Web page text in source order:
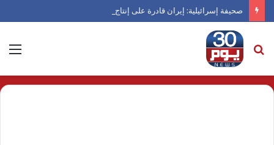
صحيفة إسرائيلية: إيران قادرة على إنتاج قنبلة نووية خلال عام
بحث
عن